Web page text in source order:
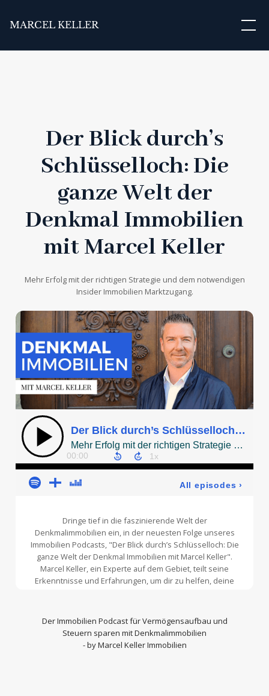
MARCEL KELLER
Der Blick durch’s
Schlüsselloch: Die
ganze Welt der
Denkmal Immobilien
mit Marcel Keller
Mehr Erfolg mit der richtigen Strategie und dem notwendigen
Insider Immobilien Marktzugang.
Dringe tief in die faszinierende Welt der
Denkmalimmobilien ein, in der neuesten Folge unseres
Immobilien Podcasts, "Der Blick durch’s Schlüsselloch: Die
ganze Welt der Denkmal Immobilien mit Marcel Keller".
Marcel Keller, ein Experte auf dem Gebiet, teilt seine
Erkenntnisse und Erfahrungen, um dir zu helfen, deine
Gelegenheiten, die Denkmalimmobilien bieten, und wie du
sie am besten nutzen kannst, um deinen finanziellen
Erfolg zu maximieren. Mach dich bereit, wertvolle Einblicke
und Geheimnisse aus erster Hand zu erhalten. Schalte
DerImmobilien Podcastfür Vermögensaufbau und
Steuern sparen mit Denkmalimmobilien
- by Marcel Keller Immobilien